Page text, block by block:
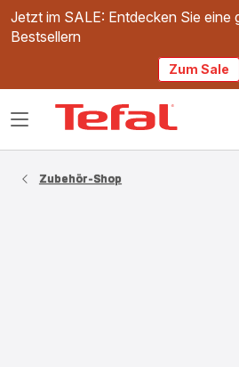
Jetzt im SALE: Entdecken Sie eine
Bestsellern
Zum Sale
Das
Zubehör-Shop